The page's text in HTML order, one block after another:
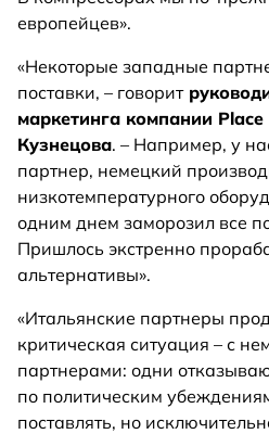
европейцев».
«Некоторые западные
поставки, – говорит
маркетинга компании
Кузнецова. – Например, у
партнер, немецкий
низкотемпературного
одним днем заморозил все
Пришлось экстренно
альтернативы».
«Итальянские партнеры
критическая ситуация – с
партнерами: одни
по политическим
поставлять, но